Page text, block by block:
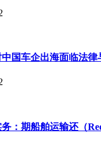
国车企出海面临法律
：期船舶运输还（